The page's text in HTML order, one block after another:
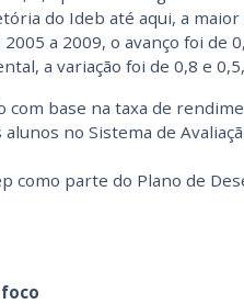
do Ideb até aqui, a
a 2009, o avanço foi
a variação foi de 0,8 e
com base na taxa de
no Sistema de
como parte do Plano de